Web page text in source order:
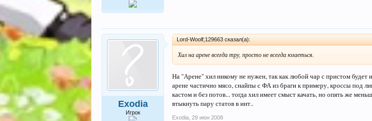
Exodia
Игрок
Lord-Woolf;129663 сказал(а):
Хил на арене всегда тру, просто не всегда юзаеться.
На "Арене" хил никому не нужен, так как любой чар с пристом
арене частично мясо, снайпы с ФА из браги к примеру, кроссы под
кастом и без потов... тогда хил имеет смыст качать, но опять же
втыкнуть пару статов в инт..
Exodia 29 июн 2008